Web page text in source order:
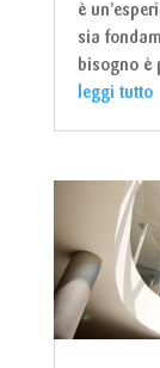
è
sia
bisogno è
leggi tutto